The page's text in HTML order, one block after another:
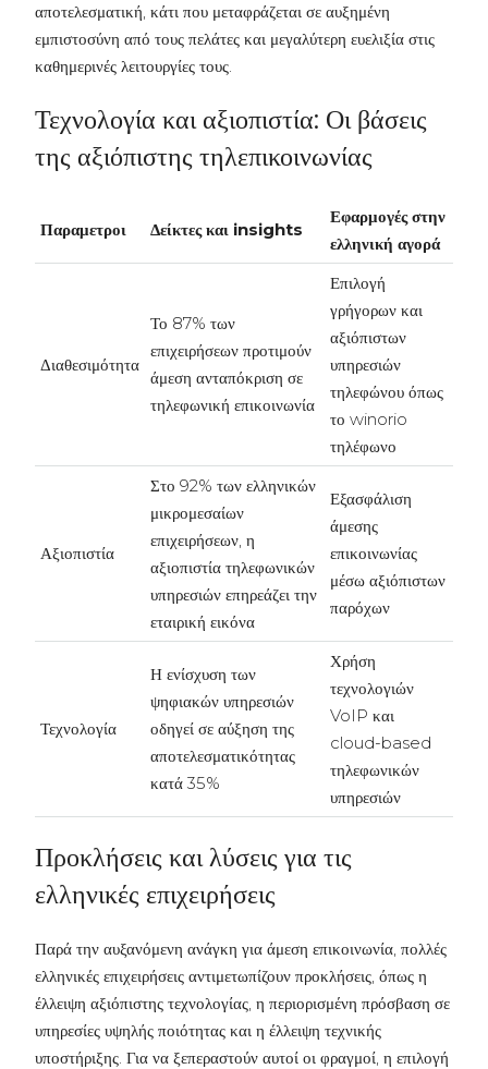
αποτελεσματική, κάτι που μεταφράζεται σε αυξημένη
εμπιστοσύνη από τους πελάτες και μεγαλύτερη ευελιξία στις
καθημερινές λειτουργίες τους.
Τεχνολογία και αξιοπιστία: Οι βάσεις
της αξιόπιστης τηλεπικοινωνίας
Παραμετροι Δείκτες και insights
Εφαρμογές στην
ελληνική αγορά
Διαθεσιμότητα
Το 87% των
επιχειρήσεων προτιμούν
άμεση ανταπόκριση σε
τηλεφωνική επικοινωνία
Επιλογή
γρήγορων και
αξιόπιστων
υπηρεσιών
τηλεφώνου όπως
το winorio
τηλέφωνο
Αξιοπιστία
Στο 92% των ελληνικών
μικρομεσαίων
επιχειρήσεων, η
αξιοπιστία τηλεφωνικών
υπηρεσιών επηρεάζει την
εταιρική εικόνα
Εξασφάλιση
άμεσης
επικοινωνίας
μέσω αξιόπιστων
παρόχων
Τεχνολογία
Η ενίσχυση των
ψηφιακών υπηρεσιών
οδηγεί σε αύξηση της
αποτελεσματικότητας
κατά 35%
Χρήση
τεχνολογιών
VoIP και
cloud-based
τηλεφωνικών
υπηρεσιών
Προκλήσεις και λύσεις για τις
ελληνικές επιχειρήσεις
Παρά την αυξανόμενη ανάγκη για άμεση επικοινωνία, πολλές
ελληνικές επιχειρήσεις αντιμετωπίζουν προκλήσεις, όπως η
έλλειψη αξιόπιστης τεχνολογίας, η περιορισμένη πρόσβαση σε
υπηρεσίες υψηλής ποιότητας και η έλλειψη τεχνικής
υποστήριξης. Για να ξεπεραστούν αυτοί οι φραγμοί, η επιλογή